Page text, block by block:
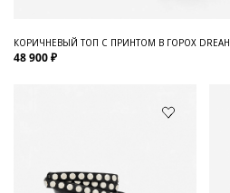
КОРИЧНЕВЫЙ ТОП С ПРИНТОМ В ГОРОХ DREAH
48 900 ₽